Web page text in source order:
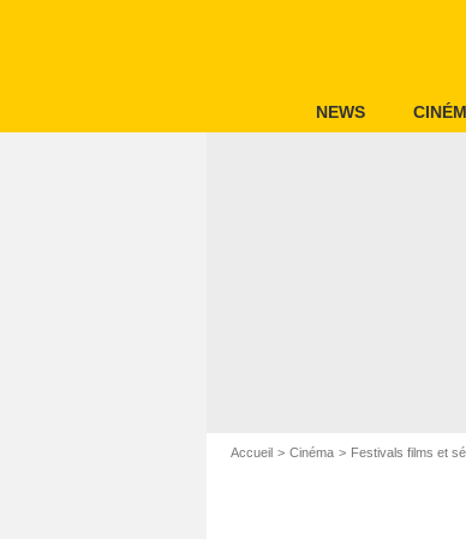
NEWS
Accueil Cinéma Festivals films et